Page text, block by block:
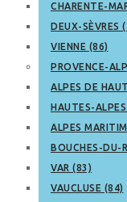
CHARENTE-
DEUX-SÈVRES
VIENNE (86)
PROVENCE-
ALPES DE
HAUTES-
ALPES
BOUCHES-DU-
VAR (83)
VAUCLUSE (84)